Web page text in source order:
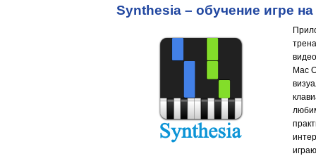
Synthesia – обучение игре
Mac